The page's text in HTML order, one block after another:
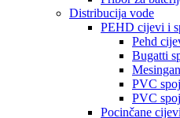
Distribucija vode
PEHD cijevi i
Pehd
Bugatti
PVC
PVC
Pocinčane